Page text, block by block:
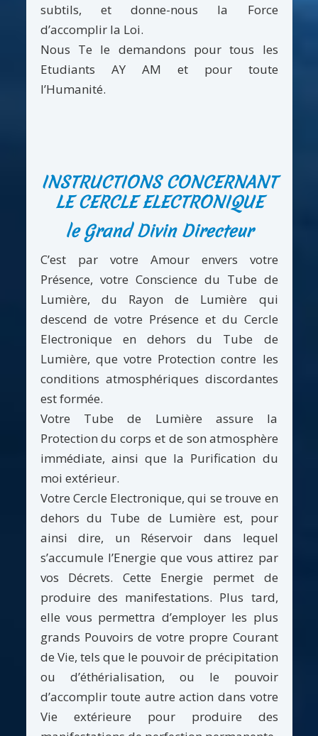
subtils, et donne-nous la Force
d’accomplir la Loi.
Nous Te le demandons pour tous les
Etudiants AY AM et pour toute
l’Humanité.
INSTRUCTIONS CONCERNANT
LE CERCLE ELECTRONIQUE
le Grand Divin Directeur
C’est par votre Amour envers votre
Présence, votre Conscience du Tube de
Lumière, du Rayon de Lumière qui
descend de votre Présence et du Cercle
Electronique en dehors du Tube de
Lumière, que votre Protection contre les
conditions atmosphériques discordantes
est formée.
Votre Tube de Lumière assure la
Protection du corps et de son atmosphère
immédiate, ainsi que la Purification du
moi extérieur.
Votre Cercle Electronique, qui se trouve en
dehors du Tube de Lumière est, pour
ainsi dire, un Réservoir dans lequel
s’accumule l’Energie que vous attirez par
vos Décrets. Cette Energie permet de
produire des manifestations. Plus tard,
elle vous permettra d’employer les plus
grands Pouvoirs de votre propre Courant
de Vie, tels que le pouvoir de précipitation
ou d’éthérialisation, ou le pouvoir
d’accomplir toute autre action dans votre
Vie extérieure pour produire des